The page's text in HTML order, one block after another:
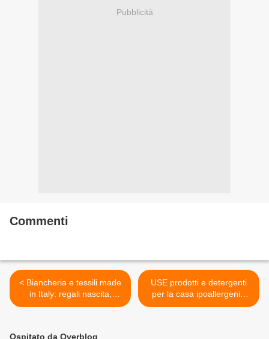
Pubblicità
Commenti
< Biancheria e tessili made
in Italy: regali nascita,
matrimoni, arredo casa
USE prodotti e detergenti
per la casa ipoallergenici
efficaci e delicati >
Ospitato da Overblog